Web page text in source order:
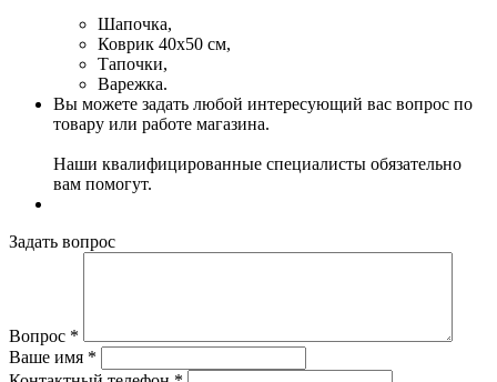
Шапочка,
Коврик 40x50 см,
Тапочки,
Варежка.
Вы можете задать любой интересующий вас вопрос по
товару или работе магазина.
Наши квалифицированные специалисты обязательно
вам помогут.
Задать вопрос
Вопрос *
Ваше имя *